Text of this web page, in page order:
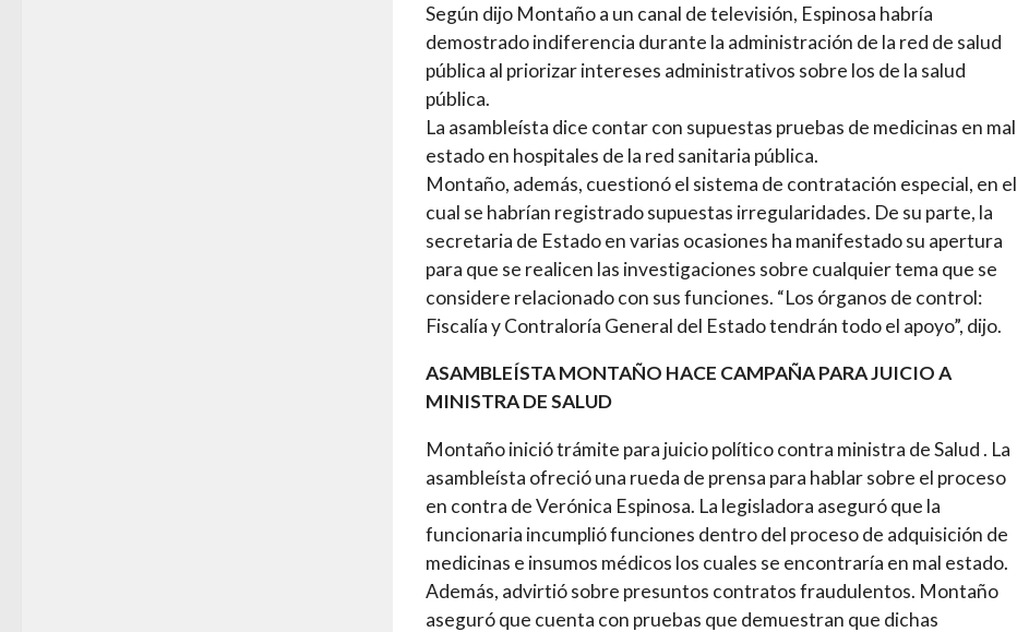
Según dijo Montaño a un canal de televisión, Espinosa habría
demostrado indiferencia durante la administración de la red de salud
pública al priorizar intereses administrativos sobre los de la salud
pública.
La asambleísta dice contar con supuestas pruebas de medicinas en mal
estado en hospitales de la red sanitaria pública.
Montaño, además, cuestionó el sistema de contratación especial, en el
cual se habrían registrado supuestas irregularidades. De su parte, la
secretaria de Estado en varias ocasiones ha manifestado su apertura
para que se realicen las investigaciones sobre cualquier tema que se
considere relacionado con sus funciones. “Los órganos de control:
Fiscalía y Contraloría General del Estado tendrán todo el apoyo”, dijo.
ASAMBLEÍSTA MONTAÑO HACE CAMPAÑA PARA JUICIO A
MINISTRA DE SALUD
Montaño inició trámite para juicio político contra ministra de Salud . La
asambleísta ofreció una rueda de prensa para hablar sobre el proceso
en contra de Verónica Espinosa. La legisladora aseguró que la
funcionaria incumplió funciones dentro del proceso de adquisición de
medicinas e insumos médicos los cuales se encontraría en mal estado.
Además, advirtió sobre presuntos contratos fraudulentos. Montaño
aseguró que cuenta con pruebas que demuestran que dichas